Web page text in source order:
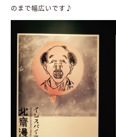
のまで幅広いです♪